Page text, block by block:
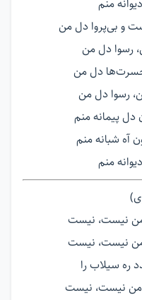
منم
و بی‌پروا دل من
رسوا دل من
حسرت‌ها دل من
رسوا دل من
دل پیمانه منم
آه شبانه منم
منم
نیست، نیست
نیست، نيست
ره سیلاب را
نیست، نيست